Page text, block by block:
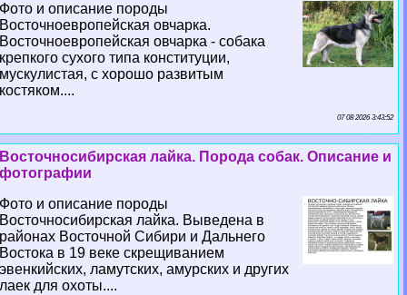
Фото и описание породы
Восточноевропейская овчарка.
Восточноевропейская овчарка - собака
крепкого сухого типа конституции,
мускулистая, с хорошо развитым
костяком....
07 08 2026 3:43:52
Восточносибирская лайка. Порода собак. Описание и
фотографии
Фото и описание породы
Восточносибирская лайка. Выведена в
районах Восточной Сибири и Дальнего
Востока в 19 веке скрещиванием
эвенкийских, ламутских, амурских и других
лаек для охоты....